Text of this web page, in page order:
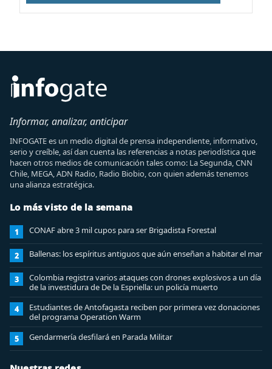
Informar, analizar, anticipar
INFOGATE es un medio digital de prensa independiente, informativo,
serio y creíble, así dan cuenta las referencias a notas periodística que
hacen otros medios de comunicación tales como: La Segunda, CNN
Chile, MEGA, ADN Radio, Radio Biobio, con quien además tenemos
una alianza estratégica.
Lo más visto de la semana
1 CONAF abre 3 mil cupos para ser Brigadista Forestal
2 Ballenas: los espíritus antiguos que aún enseñan a habitar el mar
3
Colombia registra varios ataques con drones explosivos a un día
de la investidura de De la Espriella: un policía muerto
4
Estudiantes de Antofagasta reciben por primera vez donaciones
del programa Operation Warm
5 Gendarmería desfilará en Parada Militar